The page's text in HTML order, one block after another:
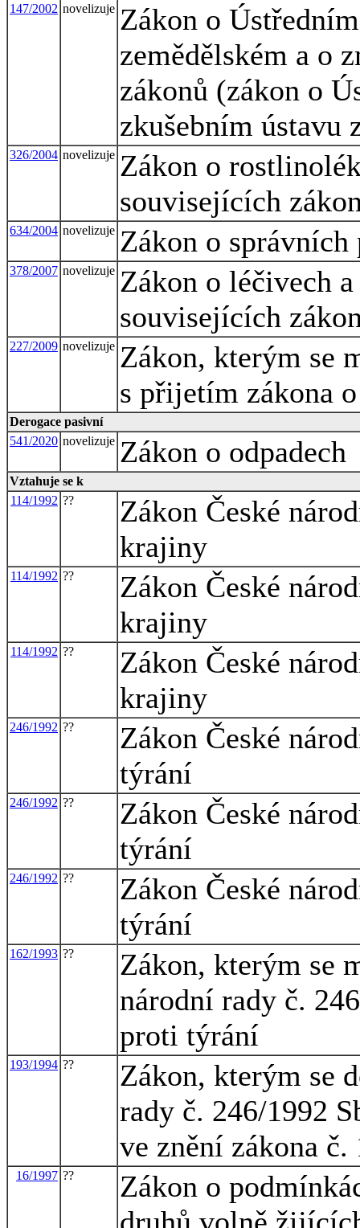
147/2002 novelizuje Zákon o
zemědělském a o
zákonů (zákon o
zkušebním ústavu
326/2004 novelizuje Zákon o
souvisejících
634/2004 novelizuje Zákon o
378/2007 novelizuje Zákon o léčivech
souvisejících
227/2009 novelizuje Zákon, kterým se
s přijetím zákona
Derogace pasivní
541/2020 novelizuje Zákon o odpadech
Vztahuje se k
114/1992 ??
Zákon České
krajiny
114/1992 ??
Zákon České
krajiny
114/1992 ??
Zákon České
krajiny
246/1992 ??
Zákon České
týrání
246/1992 ??
Zákon České
týrání
246/1992 ??
Zákon České
týrání
162/1993 ??
Zákon, kterým se
národní rady č.
proti týrání
193/1994 ??
Zákon, kterým se
rady č. 246/1992
ve znění zákona č.
16/1997 ??
Zákon o